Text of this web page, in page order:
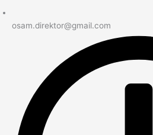
osam.direktor@gmail.com